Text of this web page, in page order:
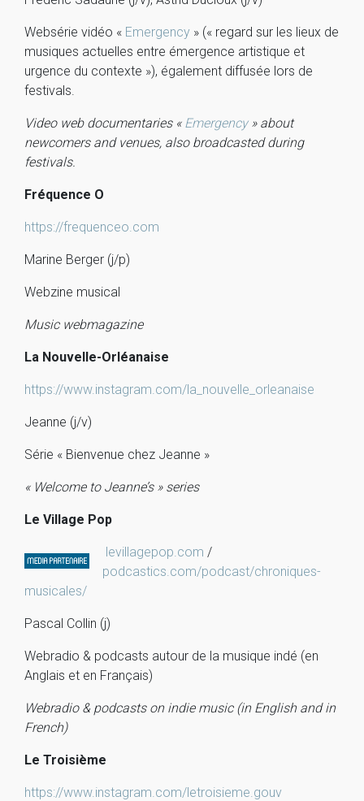
Websérie vidéo « Emergency » (« regard sur les lieux de
musiques actuelles entre émergence artistique et
urgence du contexte »), également diffusée lors de
festivals.
Video web documentaries « Emergency» about
newcomers and venues, also broadcasted during
festivals.
Fréquence O
https://frequenceo.com
Marine Berger (j/p)
Webzine musical
Music webmagazine
La Nouvelle-Orléanaise
https://www.instagram.com/la_nouvelle_orleanaise
Jeanne (j/v)
Série « Bienvenue chez Jeanne »
« Welcome to Jeanne’s » series
Le Village Pop
levillagepop.com /
podcastics.com/podcast/chroniques-
musicales/
Pascal Collin (j)
Webradio & podcasts autour de la musique indé (en
Anglais et en Français)
Webradio & podcasts on indie music (in English and in
French)
Le Troisième
https://www.instagram.com/letroisieme.gouv